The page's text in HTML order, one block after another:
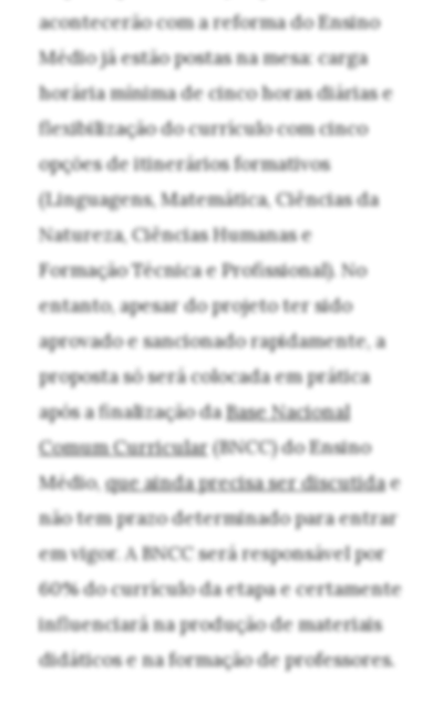
acontecerão com a reforma do Ensino
Médio já estão postas na mesa: carga
horária mínima de cinco horas diárias e
flexibilização do currículo com cinco
opções de itinerários formativos
(Linguagens, Matemática, Ciências da
Natureza, Ciências Humanas e
Formação Técnica e Profissional). No
entanto, apesar do projeto ter sido
aprovado e sancionado rapidamente, a
proposta só será colocada em prática
após a finalização daBase Nacional
Comum Curricular(BNCC) do Ensino
Médio,que ainda precisa ser discutidae
não tem prazo determinado para entrar
em vigor. A BNCC será responsável por
60% do currículo da etapa e certamente
influenciará na produção de materiais
didáticos e na formação de professores.